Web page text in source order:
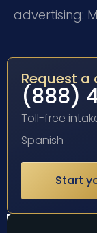
advertising:
Request
(888)
Toll-free
Spanish
Start